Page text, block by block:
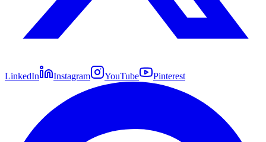
LinkedIn Instagram YouTube Pinterest